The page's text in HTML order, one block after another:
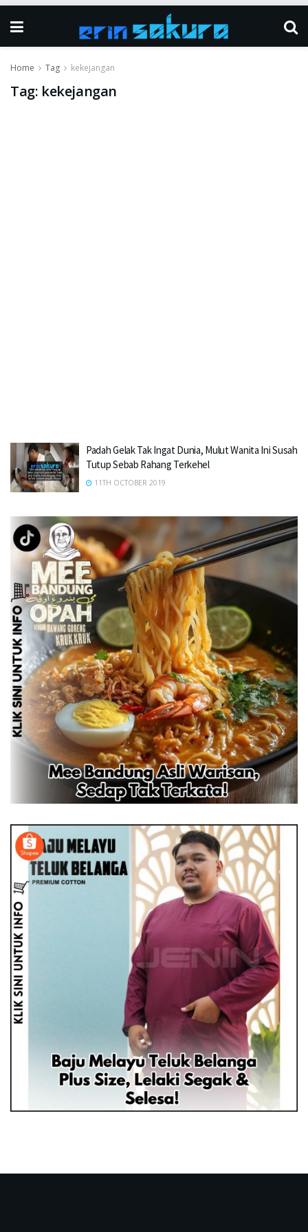
Home Tag kekejangan
Tag: kekejangan
Padah Gelak Tak Ingat Dunia, Mulut Wanita Ini Susah
Tutup Sebab Rahang Terkehel
11TH OCTOBER 2019